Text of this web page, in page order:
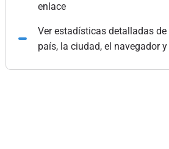
enlace
Ver estadísticas detalladas
país, la ciudad, el navegador